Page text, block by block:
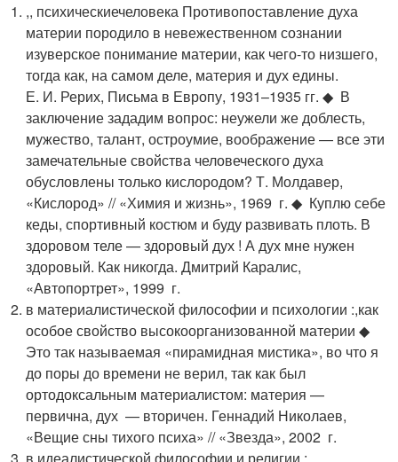
,, психическиечеловека Противопоставление духа
материи породило в невежественном сознании
изуверское понимание материи, как чего-то низшего,
тогда как, на самом деле, материя и дух едины.
Е. И. Рерих, Письма в Европу, 1931–1935 гг. ◆ В
заключение зададим вопрос: неужели же доблесть,
мужество, талант, остроумие, воображение — все эти
замечательные свойства человеческого духа
обусловлены только кислородом? Т. Молдавер,
«Кислород» // «Химия и жизнь», 1969 г. ◆ Куплю себе
кеды, спортивный костюм и буду развивать плоть. В
здоровом теле — здоровый дух ! А дух мне нужен
здоровый. Как никогда. Дмитрий Каралис,
«Автопортрет», 1999 г.
в материалистической философии и психологии :,как
особое свойство высокоорганизованной материи ◆
Это так называемая «пирамидная мистика», во что я
до поры до времени не верил, так как был
ортодоксальным материалистом: материя —
первична, дух — вторичен. Геннадий Николаев,
«Вещие сны тихого психа» // «Звезда», 2002 г.